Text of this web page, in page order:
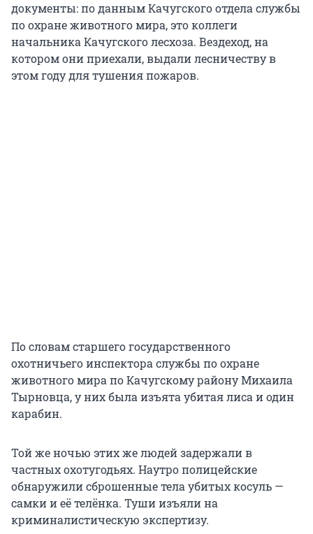
документы: по данным Качугского отдела службы
по охране животного мира, это коллеги
начальника Качугского лесхоза. Вездеход, на
котором они приехали, выдали лесничеству в
этом году для тушения пожаров.
По словам старшего государственного
охотничьего инспектора службы по охране
животного мира по Качугскому району Михаила
Тырновца, у них была изъята убитая лиса и один
карабин.
Той же ночью этих же людей задержали в
частных охотугодьях. Наутро полицейские
обнаружили сброшенные тела убитых косуль —
самки и её телёнка. Туши изъяли на
криминалистическую экспертизу.